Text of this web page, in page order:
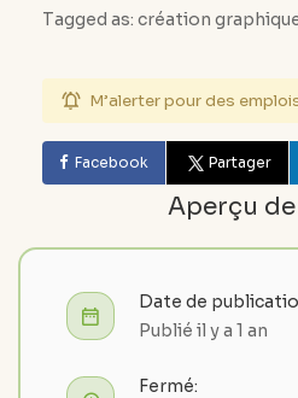
Tagged as: création
M’alerter pour des
Facebook Partager
Aperçu de
Date de
Publié il y a 1 an
Fermé: